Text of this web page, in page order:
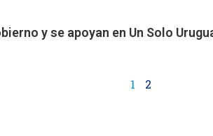
y se apoyan en Un Solo
1 2